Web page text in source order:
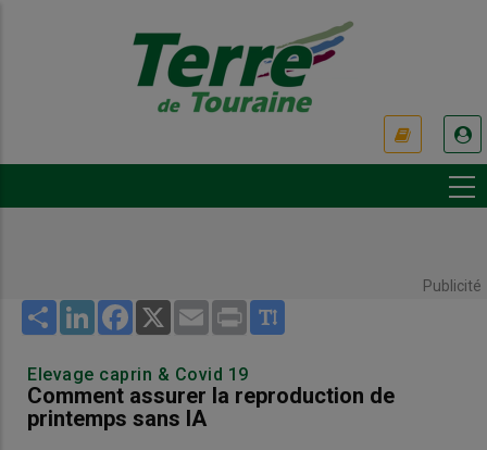
Publicité
Share LinkedInFacebook
X Email Print
Elevage caprin & Covid 19
Comment assurer la reproduction de
printemps sans IA